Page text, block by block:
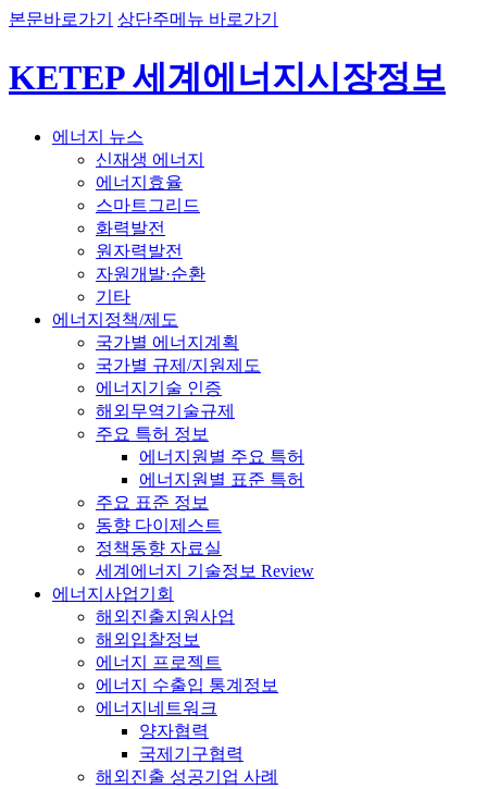
본문바로가기 상단주메뉴 바로가기
KETEP 세계에너지시장정보
에너지 뉴스
신재생 에너지
에너지효율
스마트그리드
화력발전
원자력발전
자원개발·순환
기타
에너지정책/제도
국가별 에너지계획
국가별 규제/지원제도
에너지기술 인증
해외무역기술규제
주요 특허 정보
에너지원별 주요 특허
에너지원별 표준 특허
주요 표준 정보
동향 다이제스트
정책동향 자료실
세계에너지 기술정보 Review
에너지사업기회
해외진출지원사업
해외입찰정보
에너지 프로젝트
에너지 수출입 통계정보
에너지네트워크
양자협력
국제기구협력
해외진출 성공기업 사례